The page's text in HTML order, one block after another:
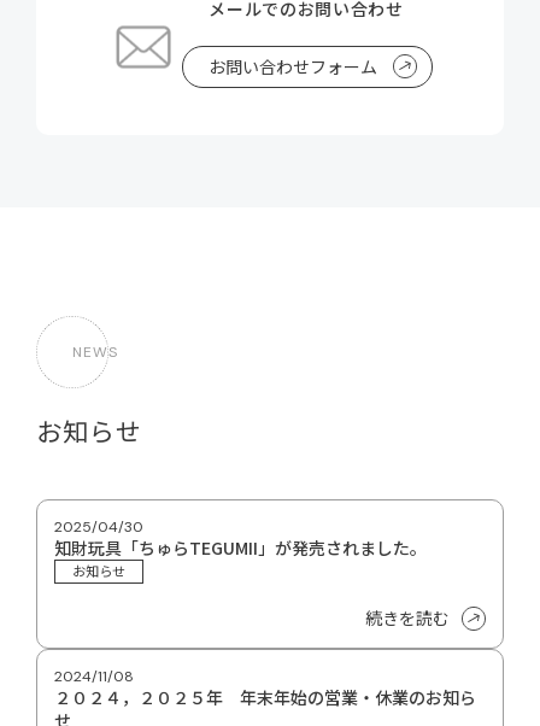
メールでのお問い合わせ
お問い合わせフォーム
NEWS
お知らせ
2025/04/30
知財玩具「ちゅらTEGUMII」が発売されました。
お知らせ
続きを読む
2024/11/08
２０２４，２０２５年 年末年始の営業・休業のお知ら
せ